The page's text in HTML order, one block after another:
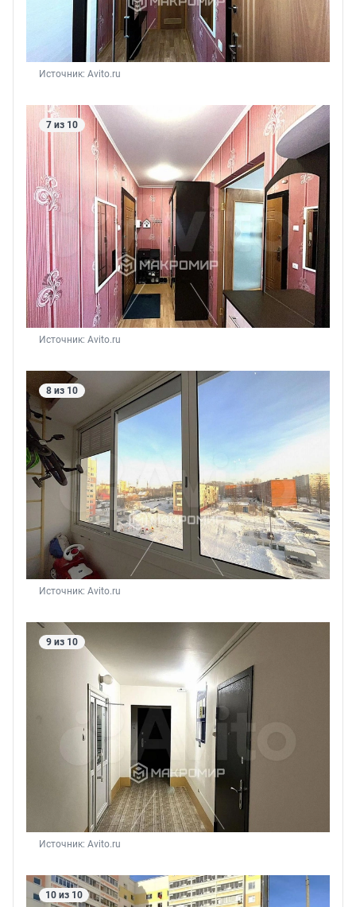
Источник: Avito.ru
7 из 10
Источник: Avito.ru
8 из 10
Источник: Avito.ru
9 из 10
Источник: Avito.ru
10 из 10